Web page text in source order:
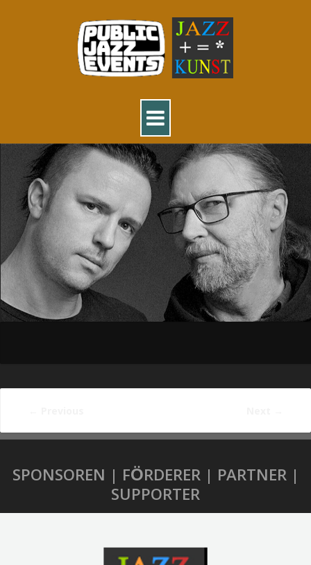
SPONSOREN | FÖRDERER | PARTNER |
SUPPORTER